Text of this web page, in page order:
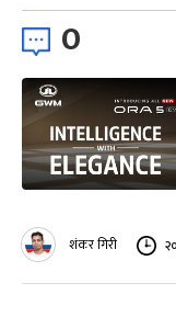
0
शंकर गिरी